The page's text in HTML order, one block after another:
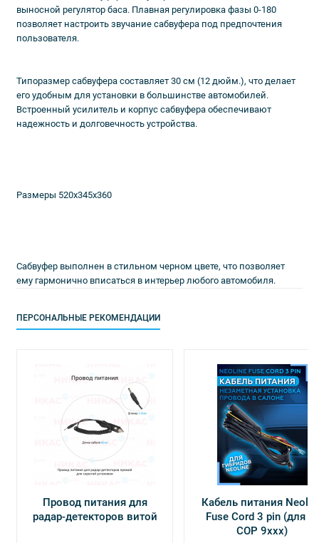
выносной регулятор баса. Плавная регулировка фазы 0-180
позволяет настроить звучание сабвуфера под предпочтения
пользователя.
Типоразмер сабвуфера составляет 30 см (12 дюйм.), что делает
его удобным для установки в большинстве автомобилей.
Встроенный усилитель и корпус сабвуфера обеспечивают
надежность и долговечность устройства.
Размеры 520х345х360
Сабвуфер выполнен в стильном черном цвете, что позволяет
ему гармонично вписаться в интерьер любого автомобиля.
ПЕРСОНАЛЬНЫЕ РЕКОМЕНДАЦИИ
Провод питания для
радар-детекторов витой
Кабель питания
Fuse Cord 3 pin (для Х-
СОР 9ххх)